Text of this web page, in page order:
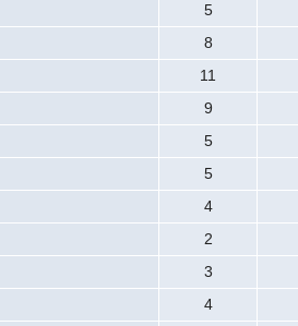
5
8
11
9
5
5
4
2
3
4